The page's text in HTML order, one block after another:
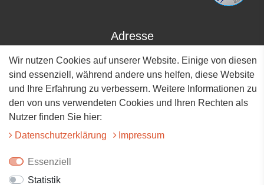
Adresse
Hauptstrasse 34
73117 Wangen
07161-9566068
Wir nutzen Cookies auf unserer Website. Einige von diesen
sind essenziell, während andere uns helfen, diese Website
und Ihre Erfahrung zu verbessern. Weitere Informationen zu
den von uns verwendeten Cookies und Ihren Rechten als
Nutzer finden Sie hier:
Daten­schutz­erklärung
Impressum
Essenziell
Statistik